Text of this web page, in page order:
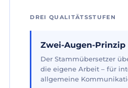
DREI QUALITÄTSSTUFEN
Zwei-Augen-Prinzip
Der Stammübersetzer
die eigene Arbeit – für
allgemeine